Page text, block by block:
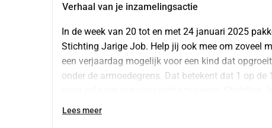
https://nsr.ladiescircle.nl/
Verhaal van je inzamelingsactie
In de week van 20 tot en met 24 januari 2025
Stichting Jarige Job. Help jij ook mee om zoveel
een verjaardag mogelijk voor een kind dat
onder de armoedegrens. Dat betekent dat 1 op
verjaardagsbox t.w.v. €35,-. Hierin zit alles wat
Lees meer